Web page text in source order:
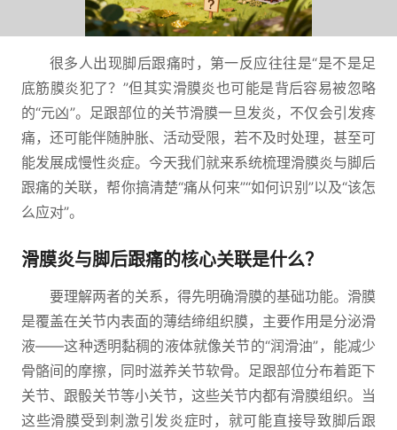
很多人出现脚后跟痛时，第一反应往往是“是不是足
底筋膜炎犯了？”但其实滑膜炎也可能是背后容易被忽略
的“元凶”。足跟部位的关节滑膜一旦发炎，不仅会引发疼
痛，还可能伴随肿胀、活动受限，若不及时处理，甚至可
能发展成慢性炎症。今天我们就来系统梳理滑膜炎与脚后
跟痛的关联，帮你搞清楚“痛从何来”“如何识别”以及“该怎
么应对”。
滑膜炎与脚后跟痛的核心关联是什么？
要理解两者的关系，得先明确滑膜的基础功能。滑膜
是覆盖在关节内表面的薄结缔组织膜，主要作用是分泌滑
液——这种透明黏稠的液体就像关节的“润滑油”，能减少
骨骼间的摩擦，同时滋养关节软骨。足跟部位分布着距下
关节、跟骰关节等小关节，这些关节内都有滑膜组织。当
这些滑膜受到刺激引发炎症时，就可能直接导致脚后跟